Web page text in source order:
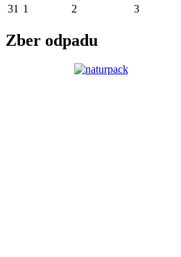
31 1 2 3
Zber odpadu